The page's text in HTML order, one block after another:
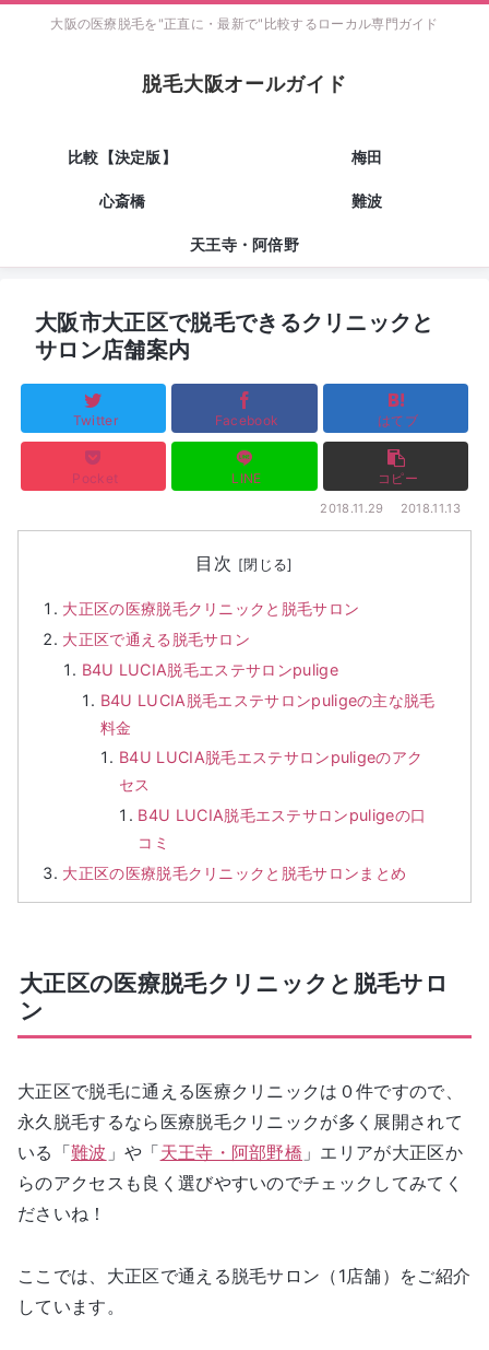
大阪の医療脱毛を"正直に・最新で"比較するローカル専門ガイド
脱毛大阪オールガイド
比較【決定版】 梅田
心斎橋 難波
天王寺・阿倍野
大阪市大正区で脱毛できるクリニックと
サロン店舗案内
Twitter Facebook はてブ
Pocket LINE コピー
2018.11.29 2018.11.13
目次
大正区の医療脱毛クリニックと脱毛サロン
大正区で通える脱毛サロン
B4U LUCIA脱毛エステサロンpulige
B4U LUCIA脱毛エステサロンpuligeの主な脱毛
料金
B4U LUCIA脱毛エステサロンpuligeのアク
セス
B4U LUCIA脱毛エステサロンpuligeの口
コミ
大正区の医療脱毛クリニックと脱毛サロンまとめ
大正区の医療脱毛クリニックと脱毛サロ
ン
大正区で脱毛に通える医療クリニックは０件ですので、
永久脱毛するなら医療脱毛クリニックが多く展開されて
いる「難波 」や「天王寺・阿部野橋 」エリアが大正区か
らのアクセスも良く選びやすいのでチェックしてみてく
ださいね！
ここでは、大正区で通える脱毛サロン（1店舗）をご紹介
しています。